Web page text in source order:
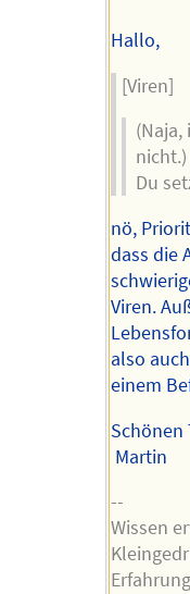
Hallo,
[Viren]
(Naja,
nicht.)
Du
nö,
dass die
Viren.
also
einem
Schönen
Martin
--
Wissen